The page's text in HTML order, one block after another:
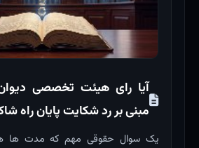
آیا رای هیئت تخصصی
مبنی بر رد شکایت پایان راه
یک سوال حقوقی مهم که مدت